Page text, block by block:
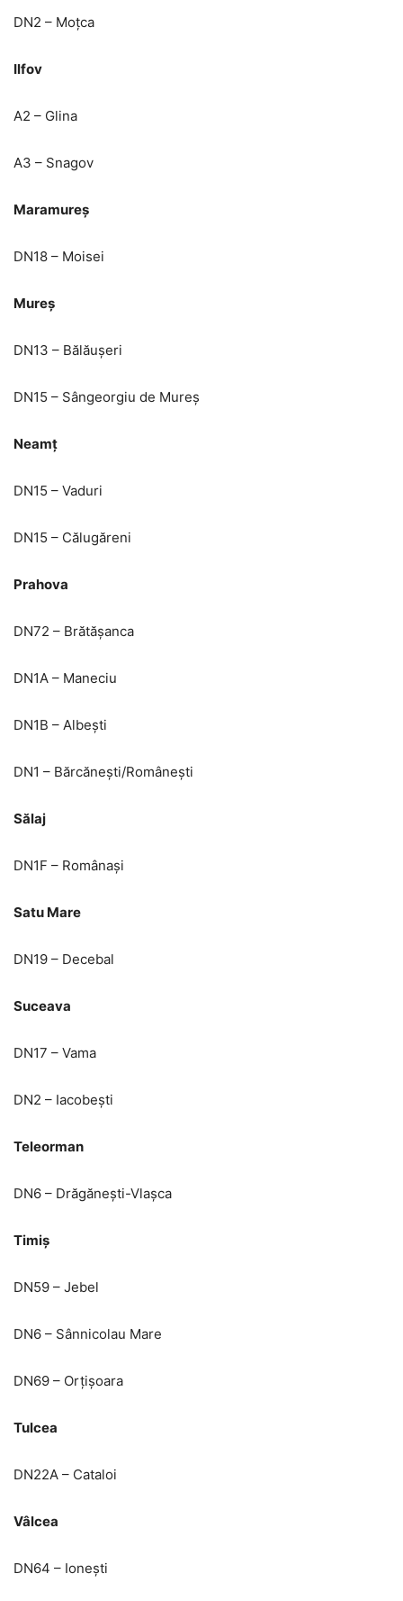
DN2 – Moțca
Ilfov
A2 – Glina
A3 – Snagov
Maramureș
DN18 – Moisei
Mureș
DN13 – Bălăușeri
DN15 – Sângeorgiu de Mureș
Neamț
DN15 – Vaduri
DN15 – Călugăreni
Prahova
DN72 – Brătășanca
DN1A – Maneciu
DN1B – Albești
DN1 – Bărcănești/Românești
Sălaj
DN1F – Românași
Satu Mare
DN19 – Decebal
Suceava
DN17 – Vama
DN2 – Iacobești
Teleorman
DN6 – Drăgănești-Vlașca
Timiș
DN59 – Jebel
DN6 – Sânnicolau Mare
DN69 – Orțișoara
Tulcea
DN22A – Cataloi
Vâlcea
DN64 – Ionești